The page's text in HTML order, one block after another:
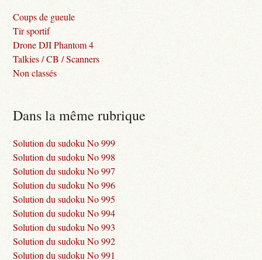
Coups de gueule
Tir sportif
Drone DJI Phantom 4
Talkies / CB / Scanners
Non classés
Dans la même rubrique
Solution du sudoku No 999
Solution du sudoku No 998
Solution du sudoku No 997
Solution du sudoku No 996
Solution du sudoku No 995
Solution du sudoku No 994
Solution du sudoku No 993
Solution du sudoku No 992
Solution du sudoku No 991